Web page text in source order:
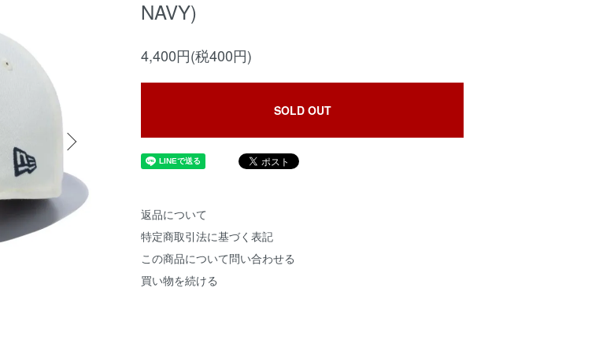
NAVY)
4,400円(税400円)
SOLD OUT
返品について
特定商取引法に基づく表記
この商品について問い合わせる
買い物を続ける